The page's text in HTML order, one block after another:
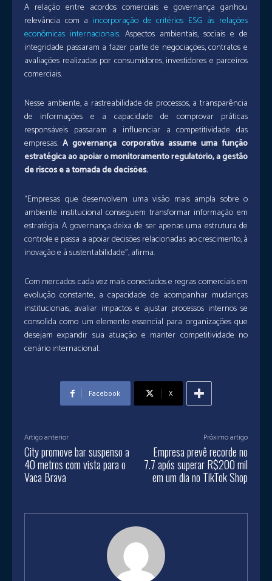
A relação entre acordos comerciais e governança ganhou
relevância com a incorporação de critérios ESG às relações
econômicas internacionais. Aspectos ambientais, sociais e de
integridade passaram a fazer parte de negociações, contratos e
avaliações realizadas por consumidores, investidores e parceiros
comerciais.
Nesse ambiente, a rastreabilidade de processos, a transparência
de informações e a capacidade de comprovar práticas
responsáveis passaram a influenciar a competitividade das
empresas.A governança corporativa assume uma função
estratégica ao apoiar o monitoramento regulatório, a gestão
de riscos e a tomada de decisões.
“Empresas que desenvolvem uma visão mais ampla sobre o
ambiente institucional conseguem transformar informação em
estratégia. A governança deixa de ser apenas uma estrutura de
controle e passa a apoiar decisões relacionadas ao crescimento, à
inovação e à sustentabilidade”, afirma.
Com mercados cada vez mais conectados e regras comerciais em
evolução constante, a capacidade de acompanhar mudanças
institucionais, avaliar impactos e ajustar processos internos se
consolida como um elemento essencial para organizações que
desejam expandir sua atuação e manter competitividade no
cenário internacional.
Facebook X
Artigo anterior
City promove bar suspenso a
40 metros com vista para o
Vaca Brava
Próximo artigo
Empresa prevê recorde no
7.7 após superar R$200 mil
em um dia no TikTok Shop